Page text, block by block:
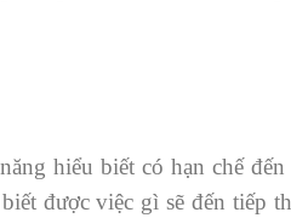
hiểu biết có hạn chế
được việc gì sẽ đến tiếp